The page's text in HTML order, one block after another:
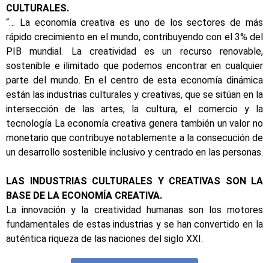
CULTURALES.
“… La economía creativa es uno de los sectores de más
rápido crecimiento en el mundo, contribuyendo con el 3% del
PIB mundial. La creatividad es un recurso renovable,
sostenible e ilimitado que podemos encontrar en cualquier
parte del mundo. En el centro de esta economía dinámica
están las industrias culturales y creativas, que se sitúan en la
intersección de las artes, la cultura, el comercio y la
tecnología La economía creativa genera también un valor no
monetario que contribuye notablemente a la consecución de
un desarrollo sostenible inclusivo y centrado en las personas.
LAS INDUSTRIAS CULTURALES Y CREATIVAS SON LA
BASE DE LA ECONOMÍA CREATIVA.
La innovación y la creatividad humanas son los motores
fundamentales de estas industrias y se han convertido en la
auténtica riqueza de las naciones del siglo XXI.